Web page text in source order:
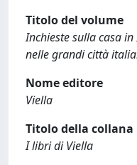
Titolo del volume
Inchieste sulla casa
nelle grandi città
Nome editore
Viella
Titolo della collana
I libri di Viella